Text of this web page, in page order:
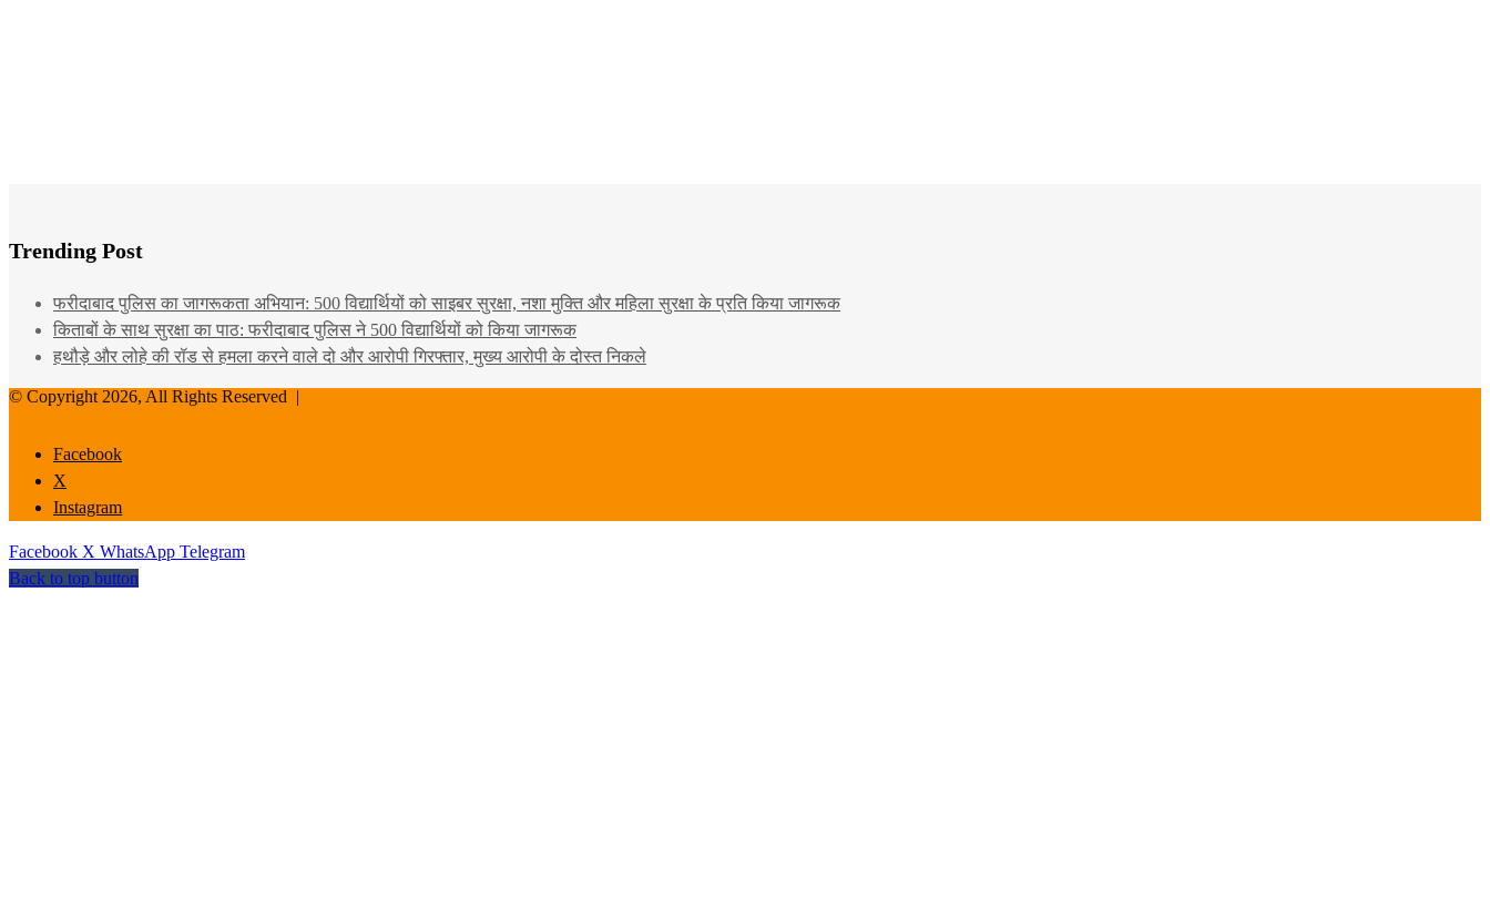
Trending Post
फरीदाबाद पुलिस का जागरूकता अभियान: 500 विद्यार्थियों को साइबर सुरक्षा, नशा मुक्ति और महिला सुरक्षा के प्रति किया जागरूक
किताबों के साथ सुरक्षा का पाठ: फरीदाबाद पुलिस ने 500 विद्यार्थियों को किया जागरूक
हथौड़े और लोहे की रॉड से हमला करने वाले दो और आरोपी गिरफ्तार, मुख्य आरोपी के दोस्त निकले
© Copyright 2026, All Rights Reserved |
Facebook
X
Instagram
Facebook X WhatsApp Telegram
Back to top button